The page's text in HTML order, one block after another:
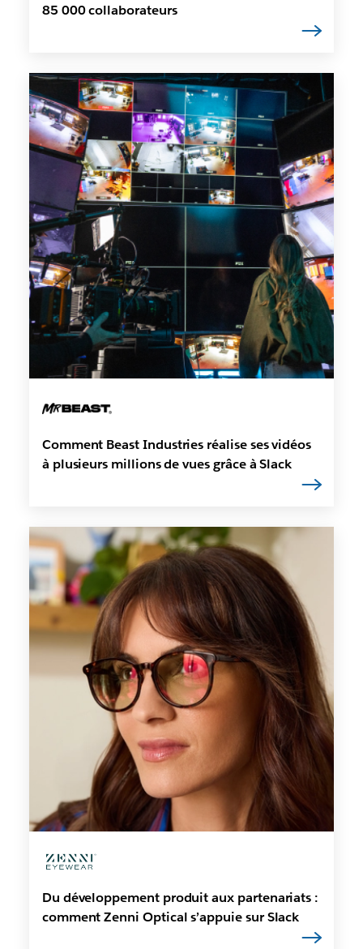
85 000 collaborateurs
Comment Beast Industries réalise ses vidéos
à plusieurs millions de vues grâce à Slack
Du développement produit aux partenariats :
comment Zenni Optical s’appuie sur Slack